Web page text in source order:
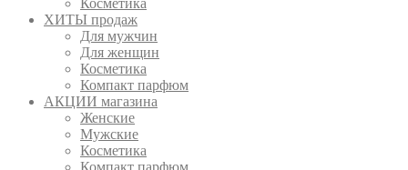
ХИТЫ продаж
Для мужчин
Для женщин
Косметика
Компакт парфюм
АКЦИИ магазина
Женские
Мужские
Косметика
Компакт парфюм